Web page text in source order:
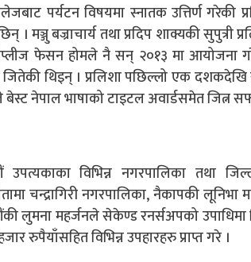
पर्यटन विषयमा स्नातक उत्तिर्ण गरेकी
। मञ्जु बज्राचार्य तथा प्रदिप शाक्यकी
फेसन होमले नै सन् २०१३ मा आयोजना
थिइन् । प्रलिशा पछिल्लो एक दशकदेखि
बेस्ट नेपाल भाषाको टाइटल अवार्डसमेत जित्न
उपत्यकाका विभिन्न नगरपालिका तथा
चन्द्रागिरी नगरपालिका, नैकापकी
लुमना महर्जनले सेकेण्ड रनर्सअपको
रुपैयाँसहित विभिन्न उपहारहरु प्राप्त गरे ।